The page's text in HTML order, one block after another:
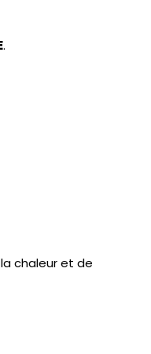
.
chaleur et de